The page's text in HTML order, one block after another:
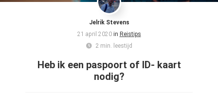
Jelrik Stevens
21 april 2020 in Reistips
2 min. leestijd
Heb ik een paspoort of ID- kaart
nodig?